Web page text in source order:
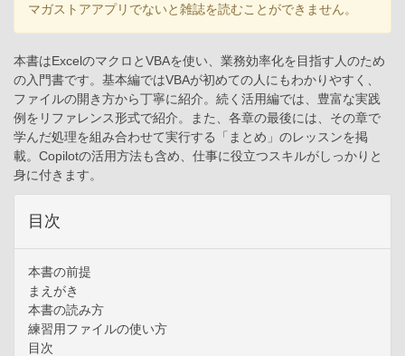
マガストアアプリでないと雑誌を読むことができません。
本書はExcelのマクロとVBAを使い、業務効率化を目指す人のため
の入門書です。基本編ではVBAが初めての人にもわかりやすく、
ファイルの開き方から丁寧に紹介。続く活用編では、豊富な実践
例をリファレンス形式で紹介。また、各章の最後には、その章で
学んだ処理を組み合わせて実行する「まとめ」のレッスンを掲
載。Copilotの活用方法も含め、仕事に役立つスキルがしっかりと
身に付きます。
目次
本書の前提
まえがき
本書の読み方
練習用ファイルの使い方
目次